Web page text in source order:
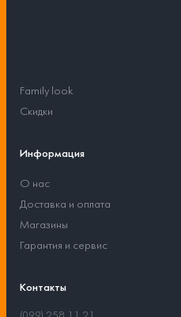
Family look
Скидки
Информация
О нас
Доставка и оплата
Магазины
Гарантия и сервис
Контакты